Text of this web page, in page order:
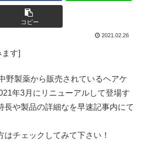
コピー
2021.02.26
す]
野製薬から販売されているヘアケ
年3月にリニューアルして登場す
長や製品の詳細なを早速記事内にて
はチェックしてみて下さい！